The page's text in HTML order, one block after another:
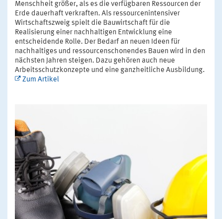
Menschheit größer, als es die verfügbaren Ressourcen der
Erde dauerhaft verkraften. Als ressourcenintensiver
Wirtschaftszweig spielt die Bauwirtschaft für die
Realisierung einer nachhaltigen Entwicklung eine
entscheidende Rolle. Der Bedarf an neuen Ideen für
nachhaltiges und ressourcenschonendes Bauen wird in den
nächsten Jahren steigen. Dazu gehören auch neue
Arbeitsschutzkonzepte und eine ganzheitliche Ausbildung.
Zum Artikel